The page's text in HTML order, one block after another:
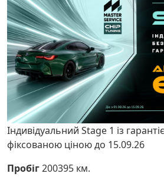
Індивідуальний Stage 1 із
фіксованою ціною до 15.09.26
Пробіг200395 км.